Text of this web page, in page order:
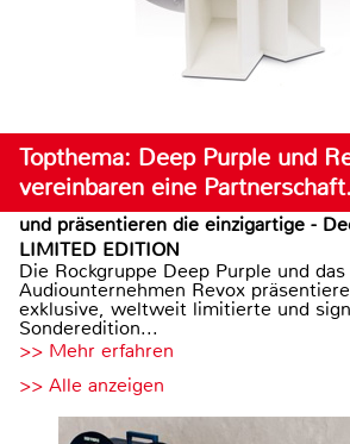
Topthema: Deep Purple und
vereinbaren eine
und präsentieren die einzigartige -
LIMITED EDITION
Die Rockgruppe Deep Purple und das
Audiounternehmen Revox
exklusive, weltweit limitierte und
Sonderedition...
>> Mehr erfahren
>> Alle anzeigen